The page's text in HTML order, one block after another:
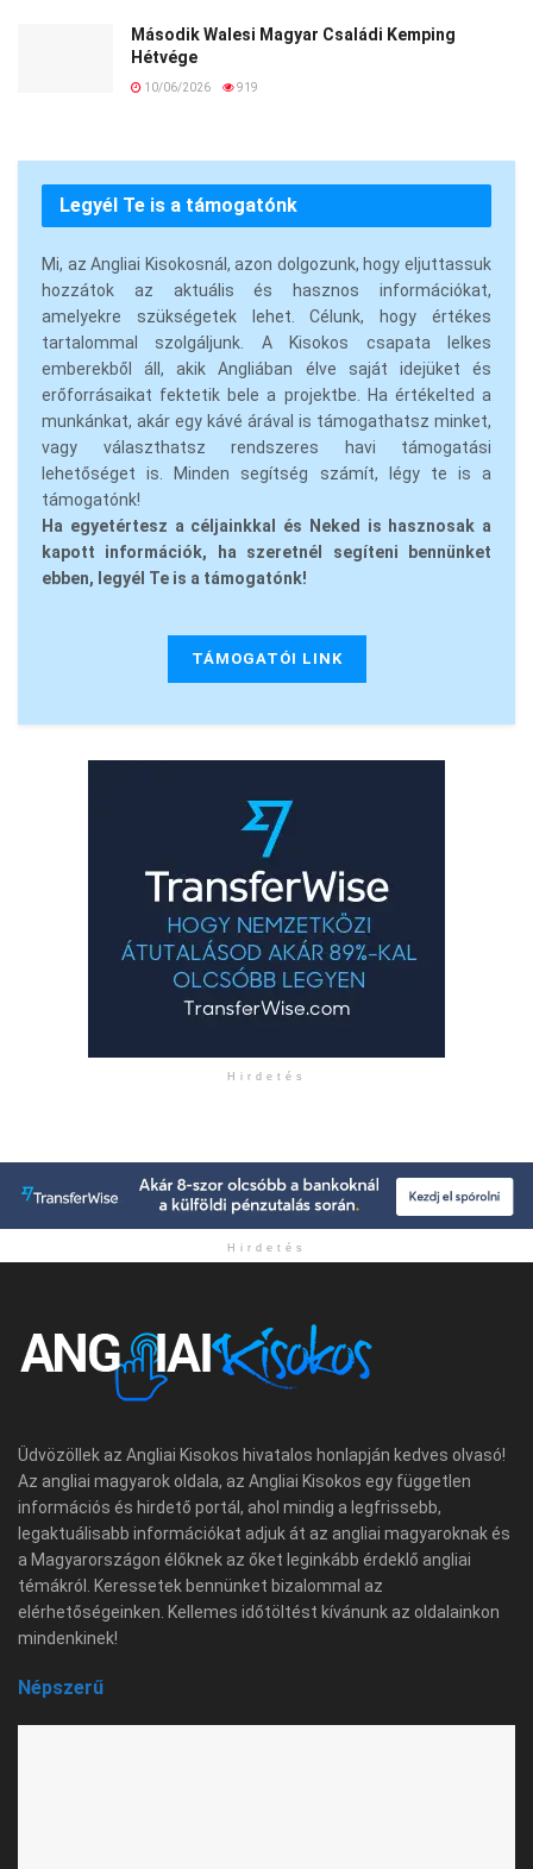
Második Walesi Magyar Családi Kemping
Hétvége
10/06/2026 919
Legyél Te is a támogatónk
Mi, az Angliai Kisokosnál, azon dolgozunk, hogy eljuttassuk
hozzátok az aktuális és hasznos információkat,
amelyekre szükségetek lehet. Célunk, hogy értékes
tartalommal szolgáljunk. A Kisokos csapata lelkes
emberekből áll, akik Angliában élve saját idejüket és
erőforrásaikat fektetik bele a projektbe. Ha értékelted a
munkánkat, akár egy kávé árával is támogathatsz minket,
vagy választhatsz rendszeres havi támogatási
lehetőséget is. Minden segítség számít, légy te is a
támogatónk!
Ha egyetértesz a céljainkkal és Neked is hasznosak a
kapott információk, ha szeretnél segíteni bennünket
ebben, legyél Te is a támogatónk!
TÁMOGATÓI LINK
Hirdetés
Hirdetés
Üdvözöllek az Angliai Kisokos hivatalos honlapján kedves olvasó!
Az angliai magyarok oldala, az Angliai Kisokos egy független
információs és hirdető portál, ahol mindig a legfrissebb,
legaktuálisabb információkat adjuk át az angliai magyaroknak és
a Magyarországon élőknek az őket leginkább érdeklő angliai
témákról. Keressetek bennünket bizalommal az
elérhetőségeinken. Kellemes időtöltést kívánunk az oldalainkon
mindenkinek!
Népszerű